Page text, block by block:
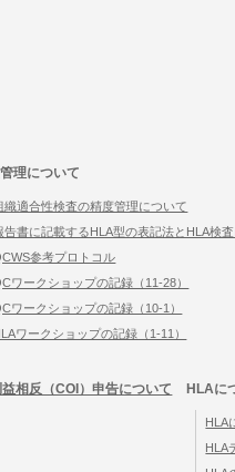
理について
織適合性検査の精度管理について
告書に記載するHLA型の表記法とHLA検
参考プロトコル
ワークショップの記録（11-28）
ワークショップの記録（10-1）
ワークショップの記録（1-11）
益相反（COI）申告について HLAに
HLA
HLA